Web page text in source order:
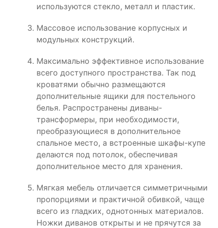
используются стекло, металл и пластик.
Массовое использование корпусных и
модульных конструкций.
Максимально эффективное использование
всего доступного пространства. Так под
кроватями обычно размещаются
дополнительные ящики для постельного
белья. Распространены диваны-
трансформеры, при необходимости,
преобразующиеся в дополнительное
спальное место, а встроенные шкафы-купе
делаются под потолок, обеспечивая
дополнительное место для хранения.
Мягкая мебель отличается симметричными
пропорциями и практичной обивкой, чаще
всего из гладких, однотонных материалов.
Ножки диванов открыты и не прячутся за